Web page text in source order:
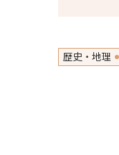
歴史・地理